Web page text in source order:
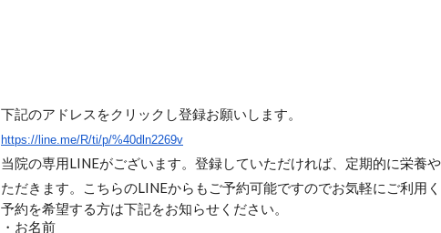
下記のアドレスをクリックし登録お願いします。
https://line.me/R/ti/p/%40dln2269v
当院の専用LINEがございます。登録していただければ、定期的に栄養
ただきます。こちらのLINEからもご予約可能ですのでお気軽にご利用く
予約を希望する方は下記をお知らせください。
・お名前